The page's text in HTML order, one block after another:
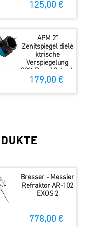
125,00 €
APM 2"
Zenitspiegel diele
ktrische
Verspiegelung
99% R und Q-Lock
179,00 €
Bresser - Messier
Refraktor AR-102
EXOS 2
778,00 €